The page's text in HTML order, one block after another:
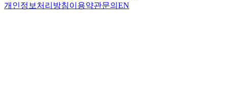
개인정보처리방침이용약관문의 EN